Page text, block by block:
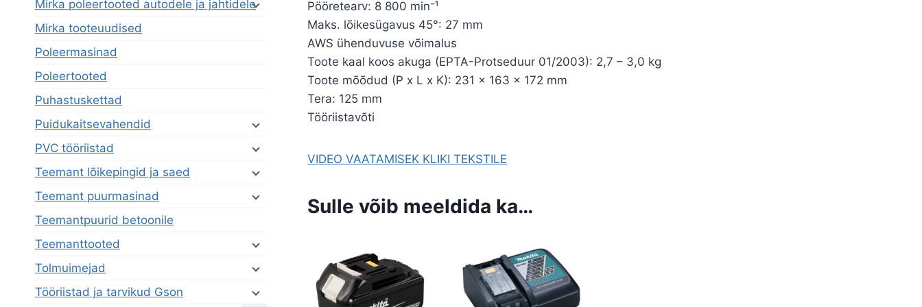
Pööretearv: 8 800 min⁻¹
Maks. lõikesügavus 45°: 27 mm
AWS ühenduvuse võimalus
Toote kaal koos akuga (EPTA-Protseduur 01/2003): 2,7 – 3,0 kg
Toote mõõdud (P x L x K): 231 x 163 x 172 mm
Tera: 125 mm
Tööriistavõti
VIDEO VAATAMISEK KLIKI TEKSTILE
Sulle võib meeldida ka…
Mirka poleertooted autodele ja jahtidele
Mirka tooteuudised
Poleermasinad
Poleertooted
Puhastuskettad
Puidukaitsevahendid
PVC tööriistad
Teemant lõikepingid ja saed
Teemant puurmasinad
Teemantpuurid betoonile
Teemanttooted
Tolmuimejad
Tööriistad ja tarvikud Gson